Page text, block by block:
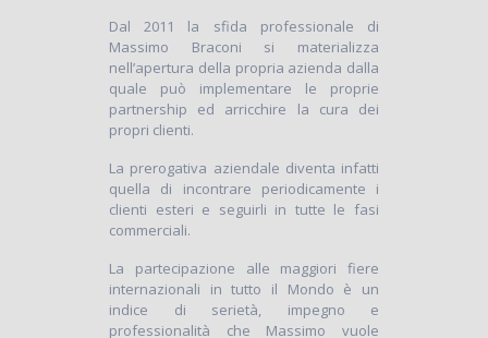
Dal 2011 la sfida professionale di
Massimo Braconi si materializza
nell’apertura della propria azienda dalla
quale può implementare le proprie
partnership ed arricchire la cura dei
propri clienti.
La prerogativa aziendale diventa infatti
quella di incontrare periodicamente i
clienti esteri e seguirli in tutte le fasi
commerciali.
La partecipazione alle maggiori fiere
internazionali in tutto il Mondo è un
indice di serietà, impegno e
professionalità che Massimo vuole